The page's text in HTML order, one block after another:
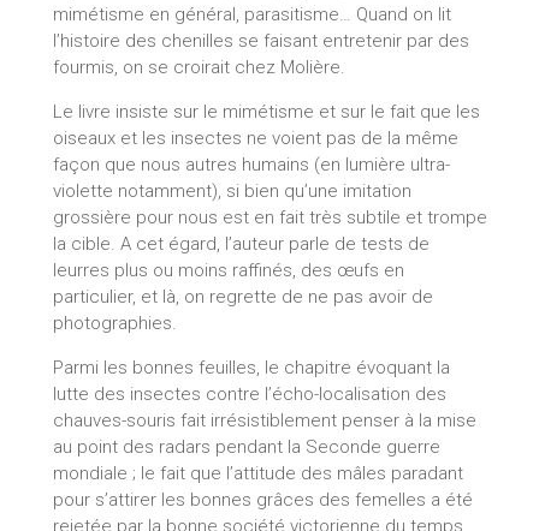
mimétisme en général, parasitisme… Quand on lit
l’histoire des chenilles se faisant entretenir par des
fourmis, on se croirait chez Molière.
Le livre insiste sur le mimétisme et sur le fait que les
oiseaux et les insectes ne voient pas de la même
façon que nous autres humains (en lumière ultra-
violette notamment), si bien qu’une imitation
grossière pour nous est en fait très subtile et trompe
la cible. A cet égard, l’auteur parle de tests de
leurres plus ou moins raffinés, des œufs en
particulier, et là, on regrette de ne pas avoir de
photographies.
Parmi les bonnes feuilles, le chapitre évoquant la
lutte des insectes contre l’écho-localisation des
chauves-souris fait irrésistiblement penser à la mise
au point des radars pendant la Seconde guerre
mondiale ; le fait que l’attitude des mâles paradant
pour s’attirer les bonnes grâces des femelles a été
rejetée par la bonne société victorienne du temps